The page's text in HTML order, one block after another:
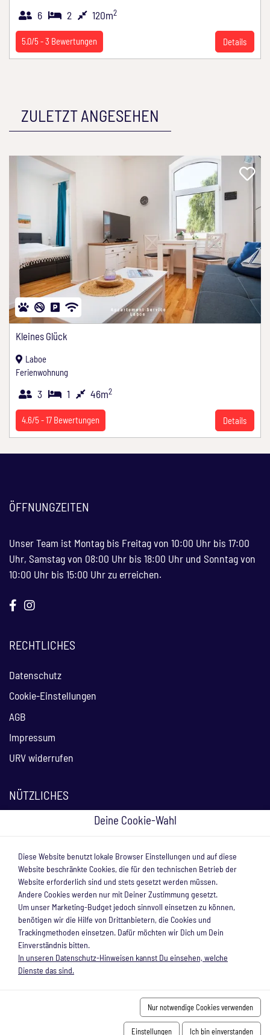
6 2 120m2
Details
5.0/5 -3 Bewertungen
ZULETZT ANGESEHEN
Kleines Glück
Laboe
Ferienwohnung
3 1 46m2
Details
4.6/5 -17 Bewertungen
ÖFFNUNGZEITEN
Unser Team ist Montag bis Freitag von 10:00 Uhr bis 17:00
Uhr, Samstag von 08:00 Uhr bis 18:00 Uhr und Sonntag von
10:00 Uhr bis 15:00 Uhr zu erreichen.
RECHTLICHES
Datenschutz
Cookie-Einstellungen
AGB
Impressum
URV widerrufen
NÜTZLICHES
Für Vermieter
NEWSLETTER
Bleiben Sie auf dem Laufenden und abonnieren Sie unseren
Newsletter.
Deine Cookie-Wahl
Diese Website benutzt lokale Browser Einstellungen und auf diese
Website beschränkte Cookies, die für den technischen Betrieb der
Website erforderlich sind und stets gesetzt werden müssen.
Andere Cookies werden nur mit Deiner Zustimmung gesetzt.
Um unser Marketing-Budget jedoch sinnvoll einsetzen zu können,
benötigen wir die Hilfe von Drittanbietern, die Cookies und
Trackingmethoden einsetzen. Dafür möchten wir Dich um Dein
Einverständnis bitten.
In unseren Datenschutz-Hinweisen kannst Du einsehen, welche
Dienste das sind.
Nur notwendige Cookies verwenden
Einstellungen Ich bin einverstanden